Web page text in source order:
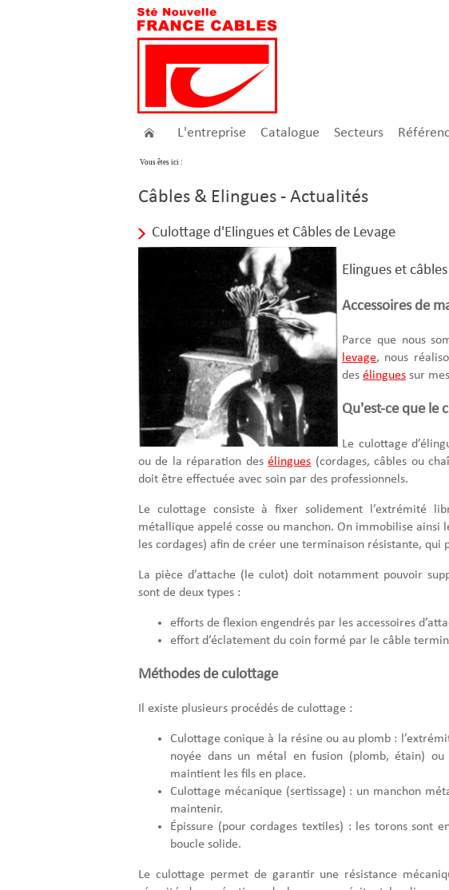
L'entreprise Catalogue Secteurs
Vous êtes ici :
Câbles & Elingues - Actualités
Culottage d'Elingues et Câbles de Levage
Elingues et
Accessoires de
Parce que nous
levage, nous
des élingues sur
Qu'est-ce que le
Le culottage
ou de la réparation desélingues (cordages, câbles ou
doit être effectuée avec soin par des professionnels.
Le culottage consiste à fixer solidement l’extrémité
métallique appelé cosse ou manchon. On immobilise ainsi
les cordages) afin de créer une terminaison résistante, qui
La pièce d’attache (le culot) doit notamment pouvoir
sont de deux types :
efforts de flexion engendrés par les accessoires
effort d’éclatement du coin formé par le câble
Méthodes de culottage
Il existe plusieurs procédés de culottage :
Culottage conique à la résine ou au plomb :
noyée dans un métal en fusion (plomb, étain)
maintient les fils en place.
Culottage mécanique (sertissage) : un manchon
maintenir.
Épissure (pour cordages textiles) : les torons sont
boucle solide.
Le culottage permet de garantir une résistance